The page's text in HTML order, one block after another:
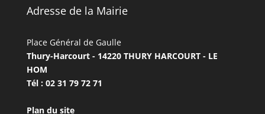
Adresse de la Mairie
Place Général de Gaulle
Thury-Harcourt - 14220 THURY HARCOURT - LE
HOM
Tél : 02 31 79 72 71
Plan du site